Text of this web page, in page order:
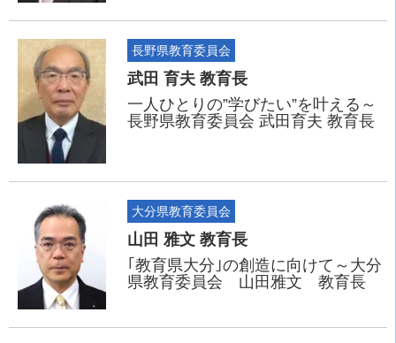
長野県教育委員会
武田 育夫 教育長
一人ひとりの”学びたい”を叶える～
長野県教育委員会 武田育夫 教育長
大分県教育委員会
山田 雅文 教育長
｢教育県大分｣の創造に向けて～大分
県教育委員会 山田雅文 教育長